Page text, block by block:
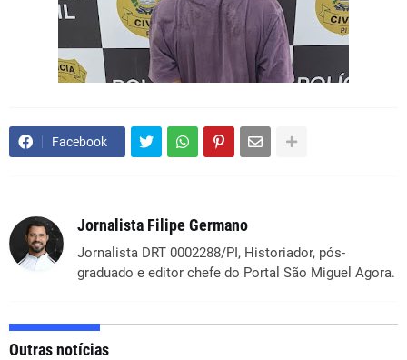
Facebook
Jornalista Filipe Germano
Jornalista DRT 0002288/PI, Historiador, pós-
graduado e editor chefe do Portal São Miguel Agora.
Outras notícias